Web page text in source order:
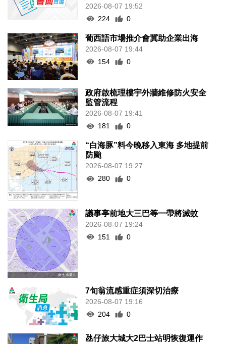
2026-08-07 19:52
224
0
葡西語市場推介會冀助企業出海
2026-08-07 19:44
154
0
政府啟梳理樓宇外牆維修防火安全
監管流程
2026-08-07 19:41
181
0
“白海豚”料今晚移入東海 多地提前
防颱
2026-08-07 19:27
280
0
議事亭前地大三巴等一帶將滅蚊
2026-08-07 19:24
151
0
7旬翁流感重症須深切治療
2026-08-07 19:16
204
0
氹仔旅大城大2巴士站明恢復運作